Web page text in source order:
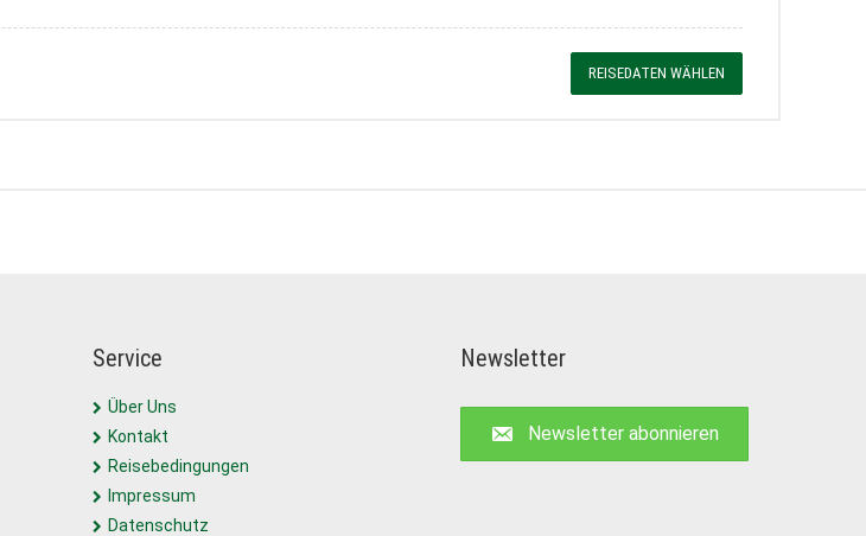
REISEDATEN WÄHLEN
Service
Über Uns
Kontakt
Reisebedingungen
Impressum
Datenschutz
Newsletter
Newsletter abonnieren